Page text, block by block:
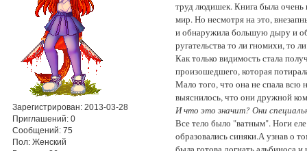
Зарегистрирован: 2013-03-28
Приглашений: 0
Сообщений: 75
Пол: Женский
труд людишек. Книга была очень
мир. Но несмотря на это,
и обнаружила большую дыру и
ругательства то ли гномихи, то
Как только видимость стала
произошедшего, которая
Мало того, что она не спала всю
выяснилось, что они дружной
И что это значит? Они
Все тело было "ватным". Ноги
образовались синяки.А узнав о